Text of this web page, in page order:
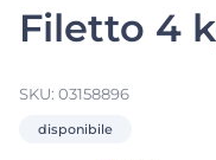
Filetto 4
SKU: 03158896
disponibile